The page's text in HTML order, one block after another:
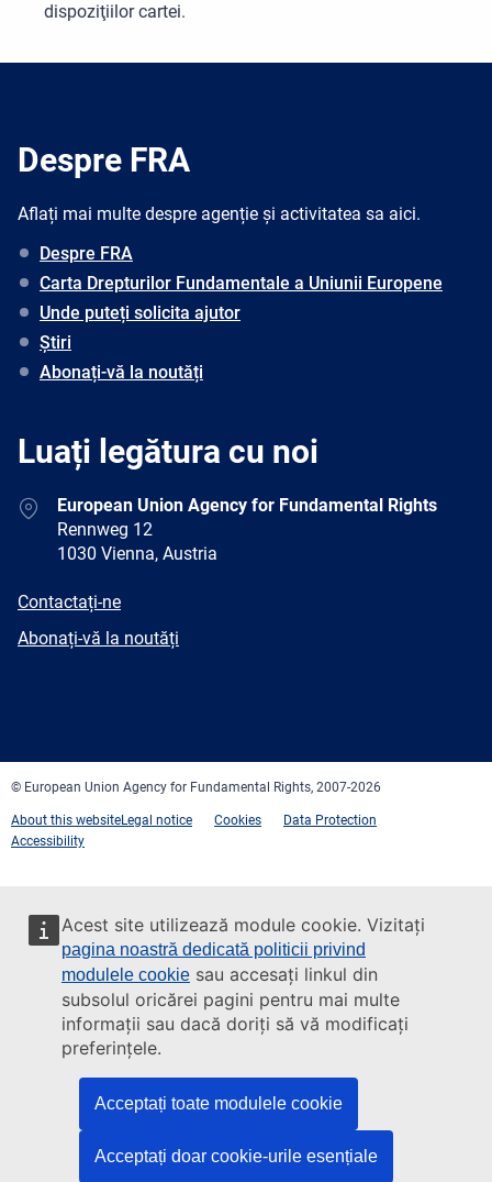
Acest site utilizează module cookie. Vizitați
pagina noastră dedicată politicii privind
modulele cookie sau accesați linkul din
subsolul oricărei pagini pentru mai multe
informații sau dacă doriți să vă modificați
preferințele.
Acceptați toate modulele cookie
Acceptați doar cookie-urile esențiale
dispoziţiilor cartei.
Despre FRA
Aflați mai multe despre agenție și activitatea sa aici.
Despre FRA
Carta Drepturilor Fundamentale a Uniunii Europene
Unde puteți solicita ajutor
Știri
Abonați-vă la noutăți
Luați legătura cu noi
AddressEuropean Union Agency for Fundamental Rights
Rennweg 12
1030 Vienna, Austria
E-
Contactați-ne
Newsletter
Abonați-vă la noutăți
© European Union Agency for Fundamental Rights, 2007-2026
About this websiteLegal notice Cookies
Data Protection
Accessibility